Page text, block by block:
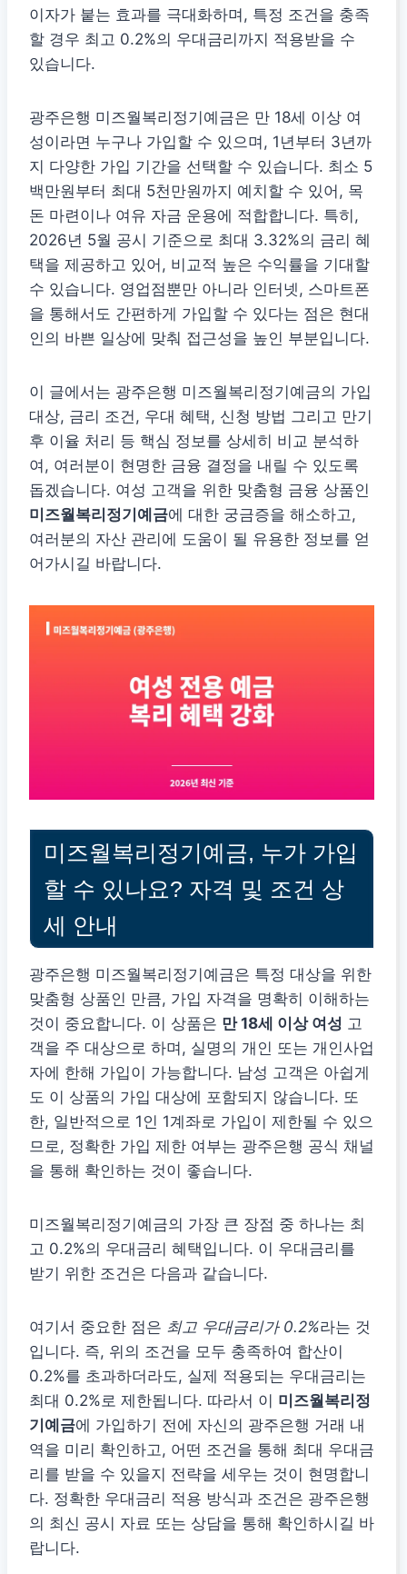
이자가 붙는 효과를 극대화하며, 특정 조건을 충족
할 경우 최고 0.2%의 우대금리까지 적용받을 수
있습니다.
광주은행 미즈월복리정기예금은 만 18세 이상 여
성이라면 누구나 가입할 수 있으며, 1년부터 3년까
지 다양한 가입 기간을 선택할 수 있습니다. 최소 5
백만원부터 최대 5천만원까지 예치할 수 있어, 목
돈 마련이나 여유 자금 운용에 적합합니다. 특히,
2026년 5월 공시 기준으로 최대 3.32%의 금리 혜
택을 제공하고 있어, 비교적 높은 수익률을 기대할
수 있습니다. 영업점뿐만 아니라 인터넷, 스마트폰
을 통해서도 간편하게 가입할 수 있다는 점은 현대
인의 바쁜 일상에 맞춰 접근성을 높인 부분입니다.
이 글에서는 광주은행 미즈월복리정기예금의 가입
대상, 금리 조건, 우대 혜택, 신청 방법 그리고 만기
후 이율 처리 등 핵심 정보를 상세히 비교 분석하
여, 여러분이 현명한 금융 결정을 내릴 수 있도록
돕겠습니다. 여성 고객을 위한 맞춤형 금융 상품인
미즈월복리정기예금에 대한 궁금증을 해소하고,
여러분의 자산 관리에 도움이 될 유용한 정보를 얻
어가시길 바랍니다.
미즈월복리정기예금, 누가 가입
할 수 있나요? 자격 및 조건 상
세 안내
광주은행 미즈월복리정기예금은 특정 대상을 위한
맞춤형 상품인 만큼, 가입 자격을 명확히 이해하는
것이 중요합니다. 이 상품은 만 18세 이상 여성 고
객을 주 대상으로 하며, 실명의 개인 또는 개인사업
자에 한해 가입이 가능합니다. 남성 고객은 아쉽게
도 이 상품의 가입 대상에 포함되지 않습니다. 또
한, 일반적으로 1인 1계좌로 가입이 제한될 수 있으
므로, 정확한 가입 제한 여부는 광주은행 공식 채널
을 통해 확인하는 것이 좋습니다.
미즈월복리정기예금의 가장 큰 장점 중 하나는 최
고 0.2%의 우대금리 혜택입니다. 이 우대금리를
받기 위한 조건은 다음과 같습니다.
여기서 중요한 점은 최고 우대금리가 0.2%라는 것
입니다. 즉, 위의 조건을 모두 충족하여 합산이
0.2%를 초과하더라도, 실제 적용되는 우대금리는
최대 0.2%로 제한됩니다. 따라서 이 미즈월복리정
기예금에 가입하기 전에 자신의 광주은행 거래 내
역을 미리 확인하고, 어떤 조건을 통해 최대 우대금
리를 받을 수 있을지 전략을 세우는 것이 현명합니
다. 정확한 우대금리 적용 방식과 조건은 광주은행
의 최신 공시 자료 또는 상담을 통해 확인하시길 바
랍니다.